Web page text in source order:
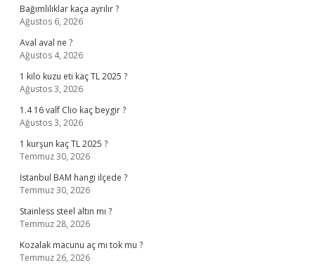
Bağımlılıklar kaça ayrılır ?
Ağustos 6, 2026
Aval aval ne ?
Ağustos 4, 2026
1 kilo kuzu eti kaç TL 2025 ?
Ağustos 3, 2026
1.4 16 valf Clio kaç beygir ?
Ağustos 3, 2026
1 kurşun kaç TL 2025 ?
Temmuz 30, 2026
İstanbul BAM hangi ilçede ?
Temmuz 30, 2026
Stainless steel altın mı ?
Temmuz 28, 2026
Kozalak macunu aç mı tok mu ?
Temmuz 26, 2026